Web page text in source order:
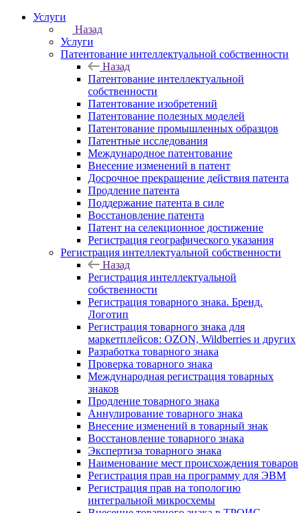
Услуги
Назад
Услуги
Патентование интеллектуальной собственности
Назад
Патентование интеллектуальной
собственности
Патентование изобретений
Патентование полезных моделей
Патентование промышленных образцов
Патентные исследования
Международное патентование
Внесение изменений в патент
Досрочное прекращение действия патента
Продление патента
Поддержание патента в силе
Восстановление патента
Патент на селекционное достижение
Регистрация географического указания
Регистрация интеллектуальной собственности
Назад
Регистрация интеллектуальной
собственности
Регистрация товарного знака. Бренд.
Логотип
Регистрация товарного знака для
маркетплейсов: OZON, Wildberries и других
Разработка товарного знака
Проверка товарного знака
Международная регистрация товарных
знаков
Продление товарного знака
Аннулирование товарного знака
Внесение изменений в товарный знак
Восстановление товарного знака
Экспертиза товарного знака
Наименование мест происхождения товаров
Регистрация прав на программу для ЭВМ
Регистрация прав на топологию
интегральной микросхемы